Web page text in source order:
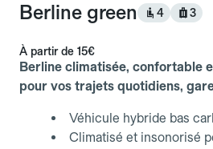
Berline green 4 3
À partir de 15€
Berline climatisée, confortable
pour vos trajets quotidiens,
Véhicule hybride bas
Climatisé et insonorisé